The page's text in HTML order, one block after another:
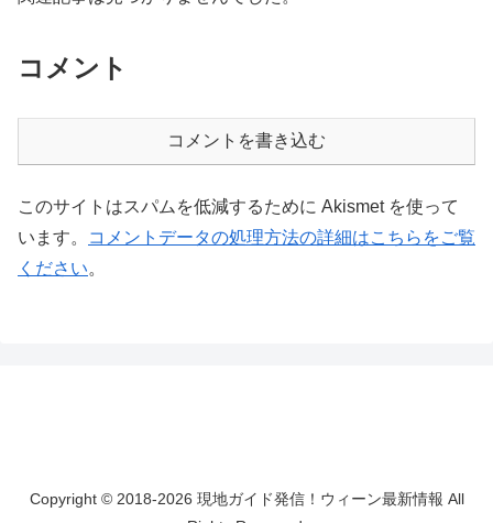
コメント
コメントを書き込む
このサイトはスパムを低減するために Akismet を使って
います。
コメントデータの処理方法の詳細はこちらをご覧
ください。
Copyright © 2018-2026 現地ガイド発信！ウィーン最新情報 All